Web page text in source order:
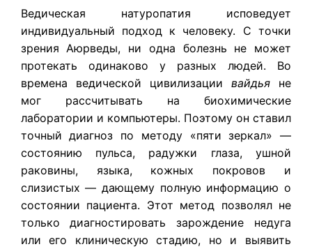
Ведическая натуропатия исповедует
индивидуальный подход к человеку. С точки
зрения Аюрведы, ни одна болезнь не может
протекать одинаково у разных людей. Во
времена ведической цивилизации вайдьяне
мог рассчитывать на биохимические
лаборатории и компьютеры. Поэтому он ставил
точный диагноз по методу «пяти зеркал» —
состоянию пульса, радужки глаза, ушной
раковины, языка, кожных покровов и
слизистых — дающему полную информацию о
состоянии пациента. Этот метод позволял не
только диагностировать зарождение недуга
или его клиническую стадию, но и выявить